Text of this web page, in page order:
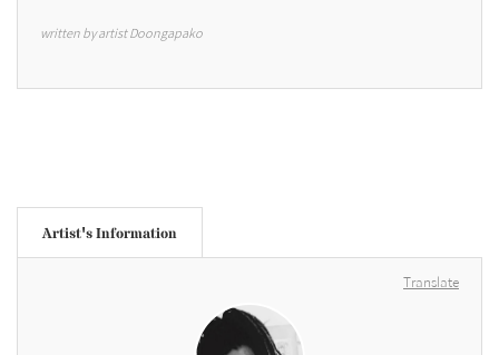
written by artist Doongapako
Artist's Information
Translate